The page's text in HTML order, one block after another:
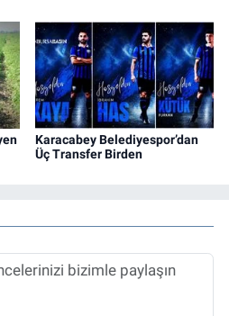
Karacabey Belediyespor’dan
Üç Transfer Birden